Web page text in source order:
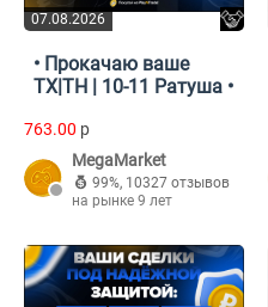
07.08.2026
• Прокачаю ваше
ТХ|TH | 10-11 Ратуша •
763.00 p
MegaMarket
99%, 10327 отзывов
на рынке 9 лет